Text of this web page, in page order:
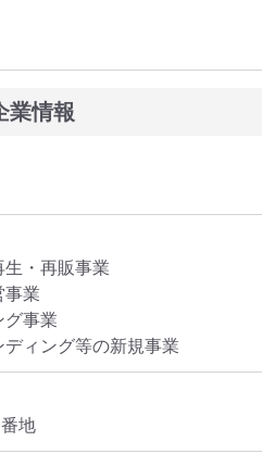
業情報
・再販事業
業
事業
ィング等の新規事業
地